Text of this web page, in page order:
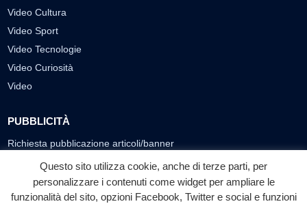
Video Cultura
Video Sport
Video Tecnologie
Video Curiosità
Video
PUBBLICITÀ
Richiesta pubblicazione articoli/banner
SEGUICI SUI SOCIAL
f ◎ ▶
Questo sito utilizza cookie, anche di terze parti, per
personalizzare i contenuti come widget per ampliare le
funzionalità del sito, opzioni Facebook, Twitter e social e funzioni